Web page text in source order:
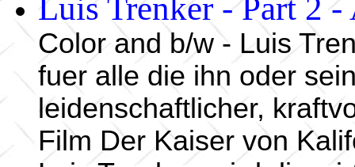
Luis Trenker - Part 2
Color and b/w - Luis
fuer alle die ihn oder
leidenschaftlicher,
Film Der Kaiser von